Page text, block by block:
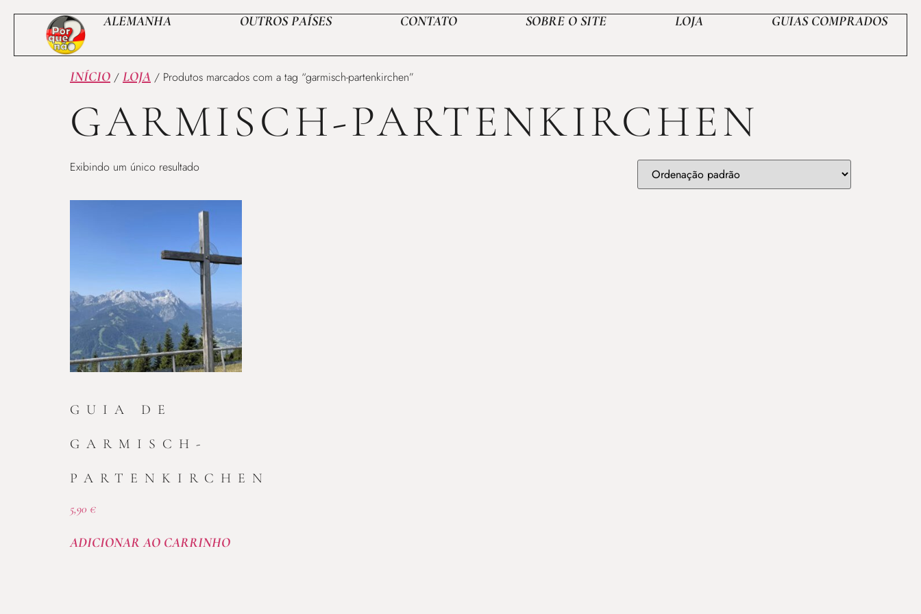
ALEMANHA OUTROS PAÍSES CONTATO SOBRE O SITE LOJA GUIAS COMPRADOS
INÍCIO / LOJA / Produtos marcados com a tag “garmisch-partenkirchen”
GARMISCH-PARTENKIRCHEN
Exibindo um único resultado
GUIA DE
GARMISCH-
PARTENKIRCHEN
5,90 €
ADICIONAR AO CARRINHO